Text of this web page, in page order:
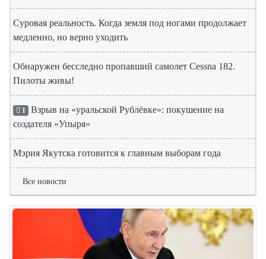
Суровая реальность. Когда земля под ногами продолжает
медленно, но верно уходить
Обнаружен бесследно пропавший самолет Cessna 182.
Пилоты живы!
1 Взрыв на «уральской Рублёвке»: покушение на
создателя «Упыря»
Мэрия Якутска готовится к главным выборам года
Все новости